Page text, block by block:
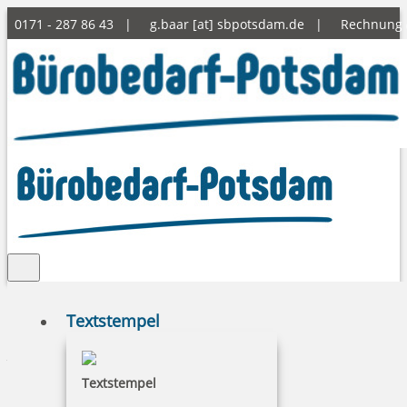
0171 - 287 86 43 | g.baar [at] sbpotsdam.de | Rechnung
Textstempel
Textstempel